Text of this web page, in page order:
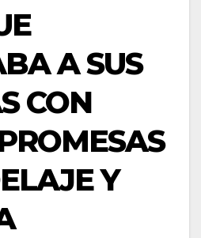
A SUS
CON
Y